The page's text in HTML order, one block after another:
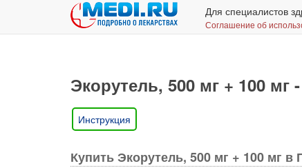
Для специалистов
Соглашение об
Экорутель, 500 мг + 100 мг
Инструкция
Купить Экорутель, 500 мг + 100 мг в